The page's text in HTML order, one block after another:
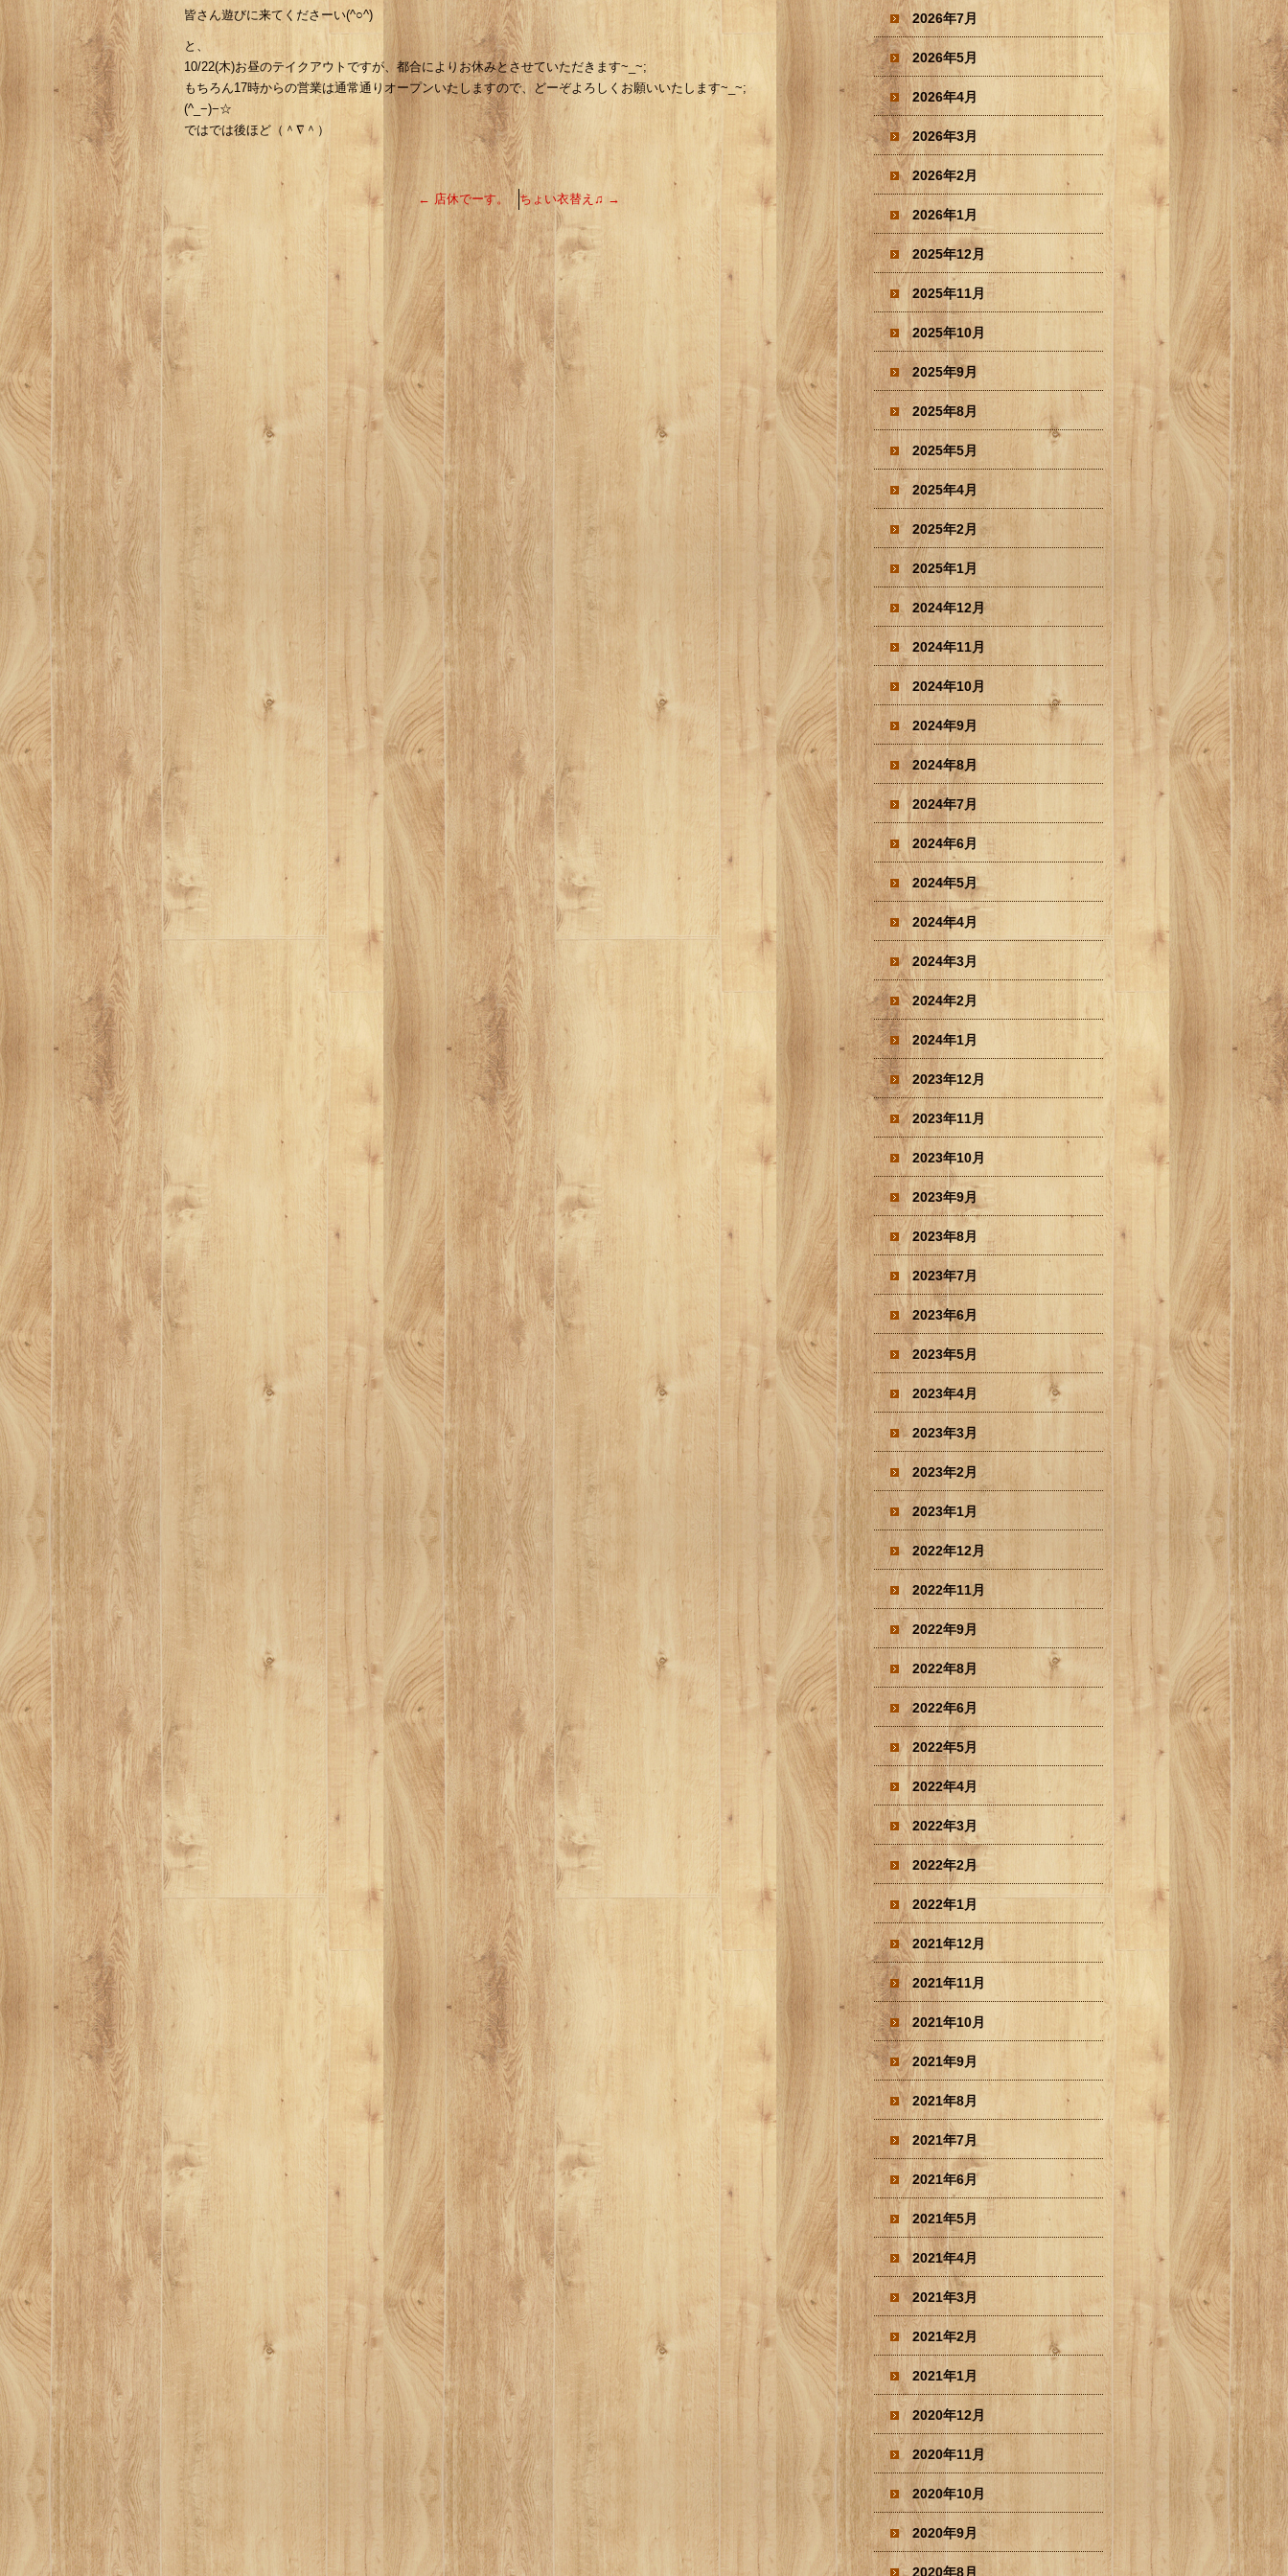
皆さん遊びに来てくださーい(^○^)
と、
10/22(木)お昼のテイクアウトですが、都合によりお休みとさせていただきます~_~;
もちろん17時からの営業は通常通りオープンいたしますので、どーぞよろしくお願いいたします~_~;
(^_−)−☆
ではでは後ほど（＾∇＾）
← 店休でーす。 ちょい衣替え♫ →
2026年7月
2026年5月
2026年4月
2026年3月
2026年2月
2026年1月
2025年12月
2025年11月
2025年10月
2025年9月
2025年8月
2025年5月
2025年4月
2025年2月
2025年1月
2024年12月
2024年11月
2024年10月
2024年9月
2024年8月
2024年7月
2024年6月
2024年5月
2024年4月
2024年3月
2024年2月
2024年1月
2023年12月
2023年11月
2023年10月
2023年9月
2023年8月
2023年7月
2023年6月
2023年5月
2023年4月
2023年3月
2023年2月
2023年1月
2022年12月
2022年11月
2022年9月
2022年8月
2022年6月
2022年5月
2022年4月
2022年3月
2022年2月
2022年1月
2021年12月
2021年11月
2021年10月
2021年9月
2021年8月
2021年7月
2021年6月
2021年5月
2021年4月
2021年3月
2021年2月
2021年1月
2020年12月
2020年11月
2020年10月
2020年9月
2020年8月